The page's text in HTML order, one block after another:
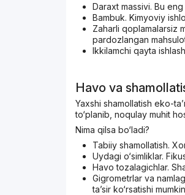
Daraxt massivi. Bu
Bambuk. Kimyoviy
Zaharli qoplamalarsiz
pardozlangan
Ikkilamchi qayta
Havo va
Yaxshi shamollatish eko-
to‘planib, noqulay muhit
Nima qilsa bo‘ladi?
Tabiiy shamollatish.
Uydagi o‘simliklar.
Havo tozalagichlar.
Gigrometrlar va
ta’sir ko‘rsatishi